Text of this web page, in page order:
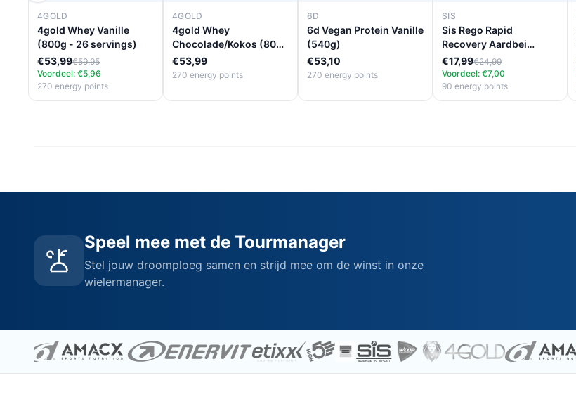
4GOLD
4gold Whey Vanille
(800g - 26 servings)
€53,99€59,95
Voordeel: €5,96
270 energy points
4GOLD
4gold Whey
Chocolade/Kokos (800g
- 26 servings)
€53,99
270 energy points
6D
6d Vegan Protein Vanille
(540g)
€53,10
270 energy points
SIS
Sis Rego Rapid
Recovery Aardbei
(500g)
€17,99€24,99
Voordeel: €7,00
90 energy points
Speel mee met de Tourmanager
Stel jouw droomploeg samen en strijd mee om de winst in onze
wielermanager.